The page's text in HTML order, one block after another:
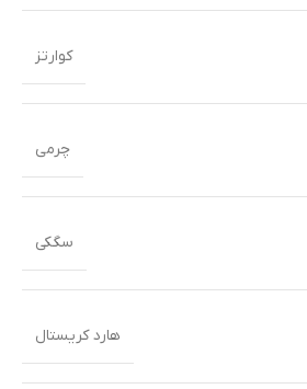
کوارتز
چرمی
سگکی
هارد کریستال